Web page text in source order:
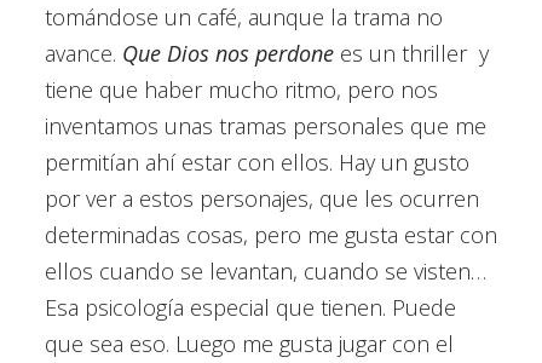
tomándose un café, aunque la trama no
avance. Que Dios nos perdonees un thriller y
tiene que haber mucho ritmo, pero nos
inventamos unas tramas personales que me
permitían ahí estar con ellos. Hay un gusto
por ver a estos personajes, que les ocurren
determinadas cosas, pero me gusta estar con
ellos cuando se levantan, cuando se visten…
Esa psicología especial que tienen. Puede
que sea eso. Luego me gusta jugar con el